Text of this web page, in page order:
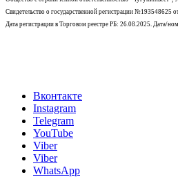
Свидетельство о государственной регистрации №193548625
Дата регистрации в Торговом реестре РБ: 26.08.2025. Дата/
Вконтакте
Instagram
Telegram
YouTube
Viber
Viber
WhatsApp